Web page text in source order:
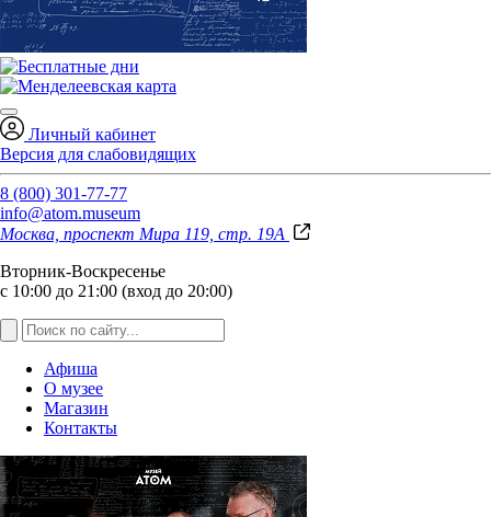
Личный кабинет
Версия для слабовидящих
8 (800) 301-77-77
info@atom.museum
Москва, проспект Мира 119, стр. 19А
Вторник-Воскресенье
с 10:00 до 21:00 (вход до 20:00)
Афиша
О музее
Магазин
Контакты